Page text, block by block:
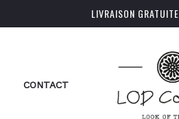
LIVRAISON GRATUITE
CONTACT